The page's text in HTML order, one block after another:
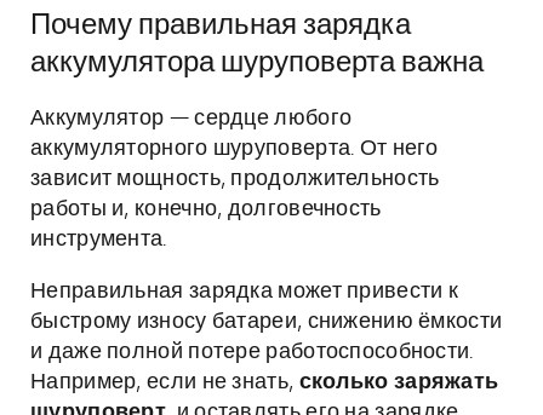
Почему правильная зарядка
аккумулятора шуруповерта важна
Аккумулятор — сердце любого
аккумуляторного шуруповерта. От него
зависит мощность, продолжительность
работы и, конечно, долговечность
инструмента.
Неправильная зарядка может привести к
быстрому износу батареи, снижению ёмкости
и даже полной потере работоспособности.
Например, если не знать, сколько заряжать